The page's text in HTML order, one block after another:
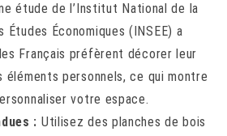
étude de l’Institut National de la
Économiques (INSEE) a
Français préfèrent décorer leur
éléments personnels, ce qui montre
votre espace.
: Utilisez des planches de bois